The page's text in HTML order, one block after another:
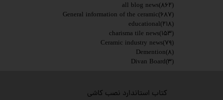
all blog news(۸۶۲)
General information of the ceramic(۶۸۷)
educational(۲۱۸)
charisma tile news(۱۵۳)
Ceramic industry news(۷۹)
Demention(۸)
Divan Board(۳)
کتاب استاندارد نصب کاشی